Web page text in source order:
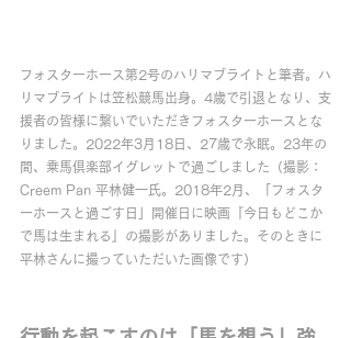
フォスターホース第2号のハリマブライトと筆者。ハ
リマブライトは笠松競馬出身。4歳で引退となり、支
援者の皆様に繋いでいただきフォスターホースとな
りました。2022年3月18日、27歳で永眠。23年の
間、乗馬倶楽部イグレットで過ごしました（撮影：
Creem Pan 平林健一氏。2018年2月、「フォスタ
ーホースと過ごす日」開催日に映画『今日もどこか
で馬は生まれる』の撮影がありました。そのときに
平林さんに撮っていただいた画像です）